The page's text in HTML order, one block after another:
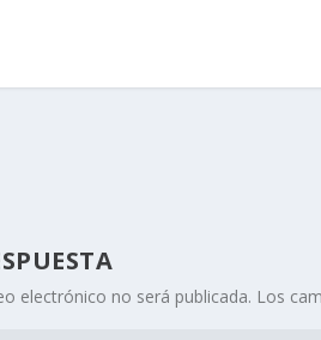
electrónico no será publicada. Los